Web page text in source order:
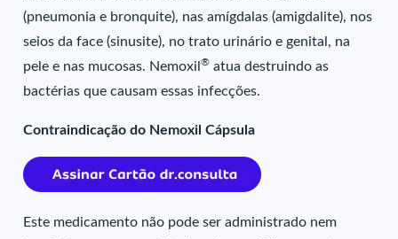
(pneumonia e bronquite), nas amígdalas (amigdalite), nos
seios da face (sinusite), no trato urinário e genital, na
pele e nas mucosas. Nemoxil® atua destruindo as
bactérias que causam essas infecções.
Contraindicação do Nemoxil Cápsula
Este medicamento não pode ser administrado nem